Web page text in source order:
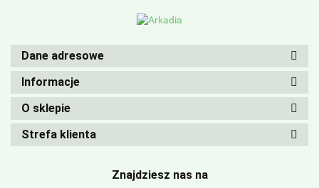
Dane adresowe
Informacje
O sklepie
Strefa klienta
Znajdziesz nas na